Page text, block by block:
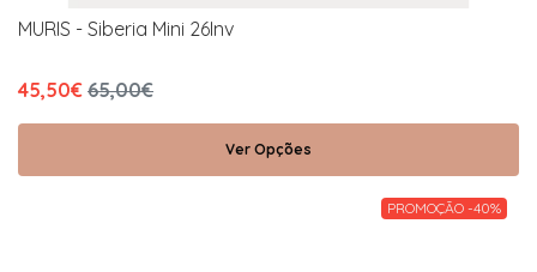
MURIS - Siberia Mini 26Inv
45,50€ 65,00€
Ver Opções
PROMOÇÃO -40%